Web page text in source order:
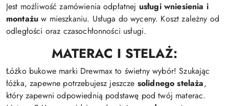
Jest możliwość zamówienia odpłatnej usługi wniesienia i
montażu w mieszkaniu. Usługa do wyceny. Koszt zależny od
odległości oraz czasochłonności usługi.
MATERAC I STELAŻ:
Łóżko bukowe marki Drewmax to świetny wybór! Szukając
łóżka, zapewne potrzebujesz jeszcze solidnego stelaża,
który zapewni odpowiednią podstawę pod twój materac.